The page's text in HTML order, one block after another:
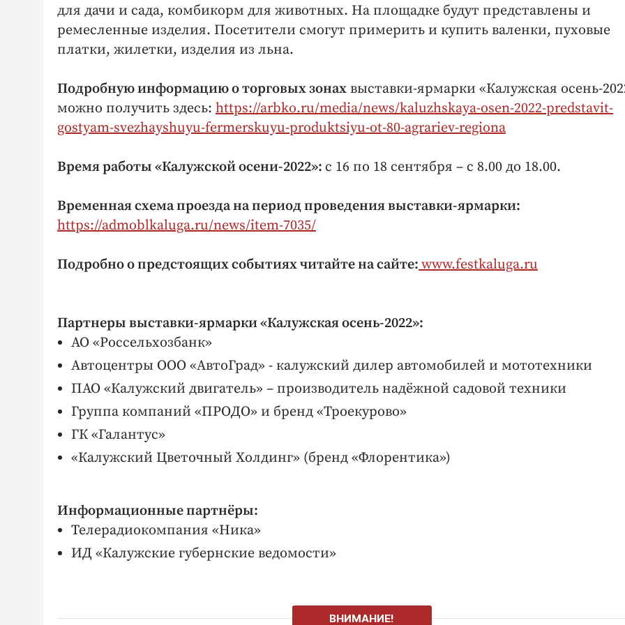
для дачи и сада, комбикорм для животных. На площадке будут представлены и
ремесленные изделия. Посетители смогут примерить и купить валенки, пуховые
платки, жилетки, изделия из льна.
Подробную информацию о торговых зонах выставки-ярмарки «Калужская осень-
можно получить здесь: https://arbko.ru/media/news/kaluzhskaya-osen-2022-predstavit-
gostyam-svezhayshuyu-fermerskuyu-produktsiyu-ot-80-agrariev-regiona
Время работы «Калужской осени-2022»: с 16 по 18 сентября – с 8.00 до 18.00.
Временная схема проезда на период проведения выставки-ярмарки:
https://admoblkaluga.ru/news/item-7035/
Подробно о предстоящих событиях читайте на сайте: www.festkaluga.ru
Партнеры выставки-ярмарки «Калужская осень-2022»:
АО «Россельхозбанк»
Автоцентры ООО «АвтоГрад» - калужский дилер автомобилей и мототехники
ПАО «Калужский двигатель» – производитель надёжной садовой техники
Группа компаний «ПРОДО» и бренд «Троекурово»
ГК «Галантус»
«Калужский Цветочный Холдинг» (бренд «Флорентика»)
Информационные партнёры:
Телерадиокомпания «Ника»
ИД «Калужские губернские ведомости»
ВНИМАНИЕ!